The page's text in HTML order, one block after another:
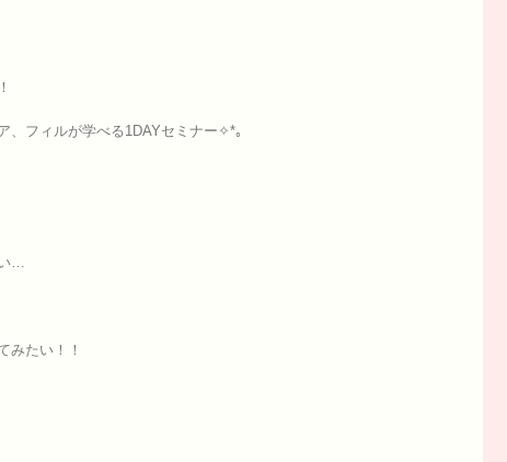
、フィルが学べる1DAYセミナー✧*｡
…
みたい！！